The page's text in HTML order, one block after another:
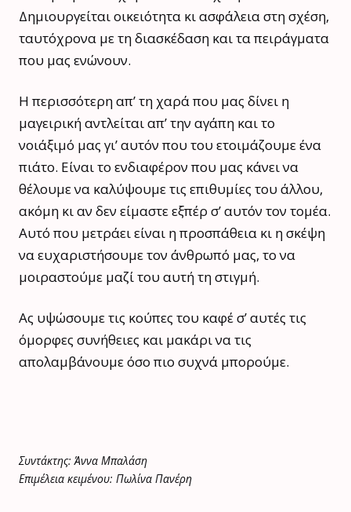
Δημιουργείται οικειότητα κι ασφάλεια στη σχέση,
ταυτόχρονα με τη διασκέδαση και τα πειράγματα
που μας ενώνουν.
Η περισσότερη απ’ τη χαρά που μας δίνει η
μαγειρική αντλείται απ’ την αγάπη και το
νοιάξιμό μας γι’ αυτόν που του ετοιμάζουμε ένα
πιάτο. Είναι το ενδιαφέρον που μας κάνει να
θέλουμε να καλύψουμε τις επιθυμίες του άλλου,
ακόμη κι αν δεν είμαστε εξπέρ σ’ αυτόν τον τομέα.
Αυτό που μετράει είναι η προσπάθεια κι η σκέψη
να ευχαριστήσουμε τον άνθρωπό μας, το να
μοιραστούμε μαζί του αυτή τη στιγμή.
Ας υψώσουμε τις κούπες του καφέ σ’ αυτές τις
όμορφες συνήθειες και μακάρι να τις
απολαμβάνουμε όσο πιο συχνά μπορούμε.
Συντάκτης: Άννα Μπαλάση
Επιμέλεια κειμένου: Πωλίνα Πανέρη